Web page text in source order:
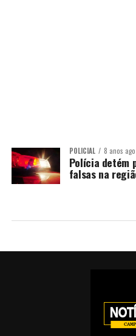
POLICIAL 8 anos ago
Polícia detém
falsas na